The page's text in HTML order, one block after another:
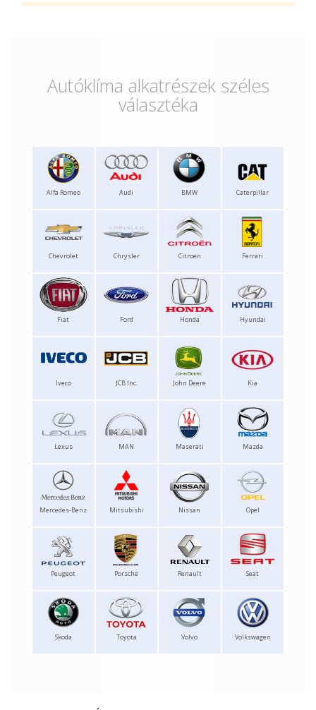
Autóklíma alkatrészek széles
választéka
Alfa Romeo Audi BMW Caterpillar
Chevrolet Chrysler Citroen Ferrari
Fiat Ford Honda Hyundai
Iveco JCB Inc. John Deere Kia
Lexus MAN Maserati Mazda
Mercedes-Benz Mitsubishi Nissan Opel
Peugeot Porsche Renault Seat
Skoda Toyota Volvo Volkswagen